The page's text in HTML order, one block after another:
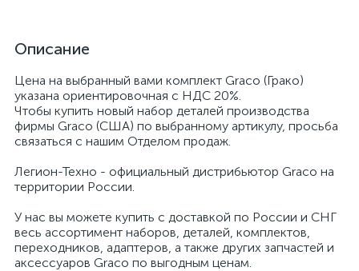
Описание
Цена на выбранный вами комплект Graco (Грако)
указана ориентировочная с НДС 20%.
Чтобы купить новый набор деталей производства
фирмы Graco (США) по выбранному артикулу, просьба
связаться с нашим Отделом продаж.
Легион-Техно - официальный дистрибьютор Graco на
территории России.
У нас вы можете купить с доставкой по России и СНГ
весь ассортимент наборов, деталей, комплектов,
переходников, адаптеров, а также других запчастей и
аксессуаров Graco по выгодным ценам.